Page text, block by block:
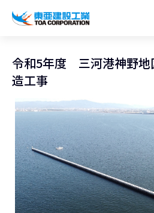
経営理念
トップメッセージ
労働安全衛生・環境・品質方針
プレスリリース
営業種目
組織図
ネットワーク
コーポレートメッセージ
沿革
東亜坊や
シンボルマーク「三羽の鶴」
関連書籍
東亜の歩み ～From 1908 to 2008～
株主・投資家情報
トップメッセージ
統合報告書
IRニュース
最新IR資料
株価情報
シェアードリサーチレポート
経営方針
株式・社債情報
IRイベント
IRサポート
ESGに関する外部評価
実績紹介
施設・用途別
国内から探す
海外から探す
年代別
現場レポート
サステナビリティ
トップメッセージ
サステナビリティ経営
重要課題とKPI
DX戦略
統合報告書
ESGデータ
環境行動規範
環境マネジメント
カーボンニュートラルへの取組み
生物多様性
（自然関連の情報開示）
水資源
人権の尊重
健康経営
労働安全衛生
品質向上
サプライチェーン・マネジメント
コーポレートガバナンス
コンプライアンス
リスクマネジメント
情報セキュリティ
AI活用ポリシー
知的財産基本方針
社会貢献活動
ESGに関する外部評価
技術とサービス
ニーズから探す
施設・用途から探す
建築技術一覧
土木技術一覧
所有船舶一覧
技術研究開発センター
海の相談室
冷蔵倉庫の相談室
冷蔵倉庫をつくりたい
木質化計画 特別鼎談
お問い合わせ
採用情報
新卒・第二新卒採用情報
キャリア採用
障がい者採用
カムバック採用
Careers (English)
コーポレートメッセージ
令和5年度 三河港神野地
造工事